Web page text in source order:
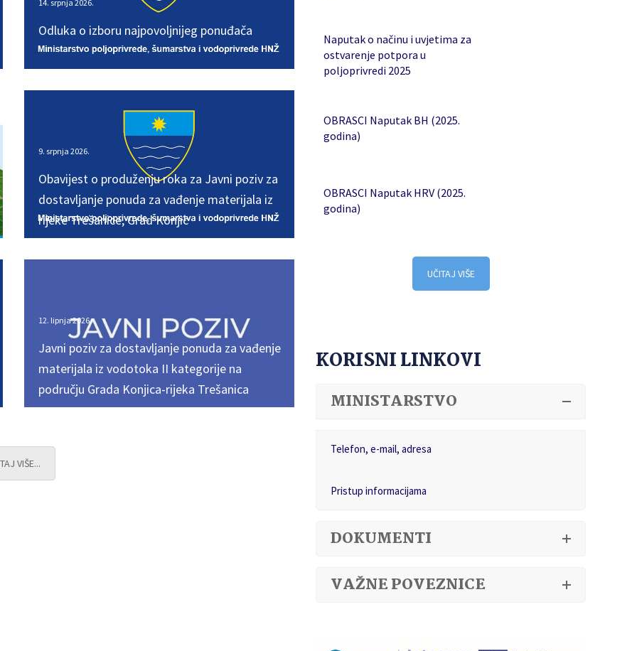
14. srpnja 2026.
Odluka o izboru najpovoljnijeg ponuđača
14. srpnja 2026.
Odluka o izboru najpovoljnijeg ponuđača
9. srpnja 2026.
Obavijest o produženju roka za Javni poziv za
dostavljanje ponuda za vađenje materijala iz
rijeke Trešanice, Grad Konjic
9. srpnja 2026.
Obavijest o produženju roka za Javni poziv za
dostavljanje ponuda za vađenje materijala iz
rijeke Trešanice, Grad Konjic
12. lipnja 2026.
Javni poziv za dostavljanje ponuda za vađenje
materijala iz vodotoka II kategorije na
području Grada Konjica-rijeka Trešanica
12. lipnja 2026.
Javni poziv za dostavljanje ponuda za vađenje
materijala iz vodotoka II kategorije na
području Grada Konjica-rijeka Trešanica
VIŠE...
Naputak o načinu i uvjetima za
ostvarenje potpora u
poljoprivredi 2025
OBRASCI Naputak BH (2025.
godina)
OBRASCI Naputak HRV (2025.
godina)
UČITAJ VIŠE
KORISNI LINKOVI
MINISTARSTVO
Telefon, e-mail, adresa
Pristup informacijama
DOKUMENTI
VAŽNE POVEZNICE